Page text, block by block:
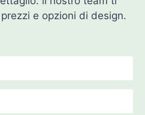
e opzioni di design.